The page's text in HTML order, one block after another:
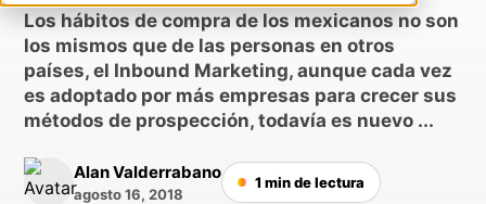
Los hábitos de compra de los mexicanos no son
los mismos que de las personas en otros
países, el Inbound Marketing, aunque cada vez
es adoptado por más empresas para crecer sus
métodos de prospección, todavía es nuevo ...
Alan Valderrabano
agosto 16, 2018
1 min de lectura